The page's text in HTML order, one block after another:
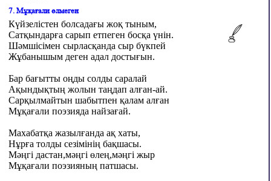
7. Мұқағали өлмеген
Күйзелістен болсадағы жоқ тыным,
Сатқындарға сарып етпеген босқа үнін.
Шәмшісімен сырласқанда сыр бүкпей
Жұбанышым деген адал достығын.
Бар бағытты оңды солды саралай
Ақындықтың жолын таңдап алған-ай.
Сарқылмайтын шабытпен қалам алған
Мұқағали поэзияда найзағай.
Махабатқа жазылғанда ақ хаты,
Нұрға толды сезімінің бақшасы.
Мәңгі дастан,мәңгі өлең,мәңгі жыр
Мұқағали поэзияның патшасы.